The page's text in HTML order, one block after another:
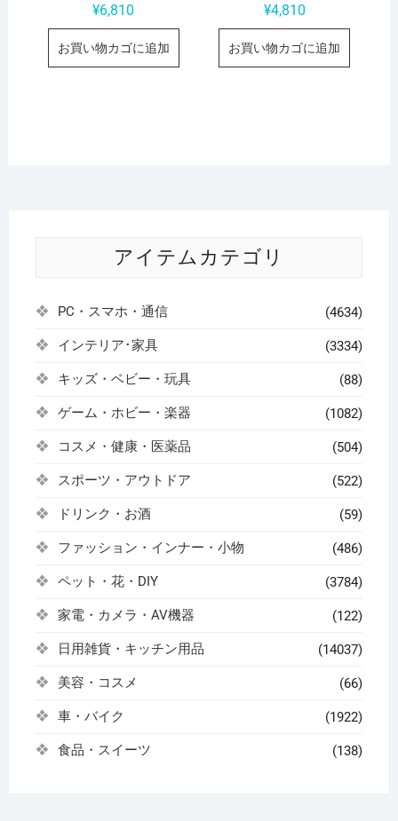
¥6,810
お買い物カゴに追加
¥4,810
お買い物カゴに追加
アイテムカテゴリ
PC・スマホ・通信 (4634)
インテリア･家具 (3334)
キッズ・ベビー・玩具 (88)
ゲーム・ホビー・楽器 (1082)
コスメ・健康・医薬品 (504)
スポーツ・アウトドア (522)
ドリンク・お酒 (59)
ファッション・インナー・小物 (486)
ペット・花・DIY (3784)
家電・カメラ・AV機器 (122)
日用雑貨・キッチン用品 (14037)
美容・コスメ (66)
車・バイク (1922)
食品・スイーツ (138)